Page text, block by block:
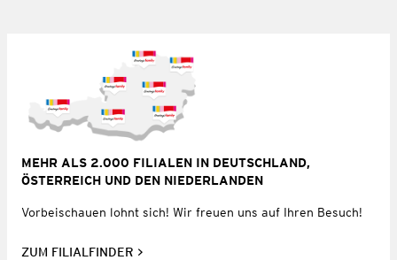
MEHR ALS 2.000 FILIALEN IN DEUTSCHLAND,
ÖSTERREICH UND DEN NIEDERLANDEN
Vorbeischauen lohnt sich! Wir freuen uns auf Ihren Besuch!
ZUM FILIALFINDER